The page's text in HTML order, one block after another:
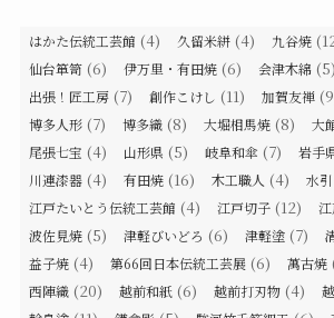
はかた伝統工芸館 (4) 久留米絣 (4) 九谷焼
仙台箪笥 (6) 伊万里・有田焼 (6) 会津木綿 (5)
出張！匠工房 (7) 創作こけし (11) 加賀友禅
博多人形 (7) 博多織 (8) 大堀相馬焼 (8) 大
尾張七宝 (4) 山形県 (5) 岐阜和傘 (7) 岩手
川連漆器 (4) 有田焼 (16) 木工職人 (4) 水引
江戸たいとう伝統工芸館 (4) 江戸切子 (12)
波佐見焼 (5) 津軽びいどろ (6) 津軽塗 (7)
益子焼 (4) 第66回日本伝統工芸展 (6) 萬古焼
西陣織 (20) 越前和紙 (6) 越前打刃物 (4)